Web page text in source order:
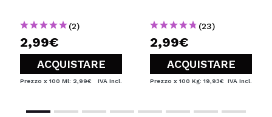
(2)
2,99€
ACQUISTARE
Prezzo x 100 Ml: 2,99€ IVA Incl.
(23)
2,99€
ACQUISTARE
Prezzo x 100 Kg: 19,93€ IVA Incl.